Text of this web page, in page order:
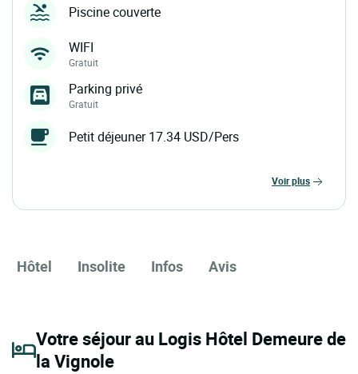
Piscine couverte
WIFI
Gratuit
Parking privé
Gratuit
Petit déjeuner 17.34 USD/Pers
voir plus
Hôtel Insolite Infos Avis
Votre séjour au Logis Hôtel Demeure de
la Vignole